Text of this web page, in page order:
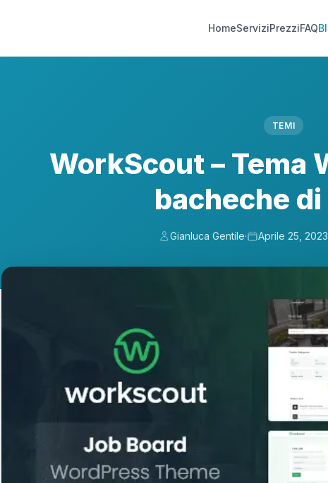
HomeServiziPrezziFAQ
TEMI
WorkScout – Tema
bacheche
Gianluca Gentile· Aprile 25, 2023